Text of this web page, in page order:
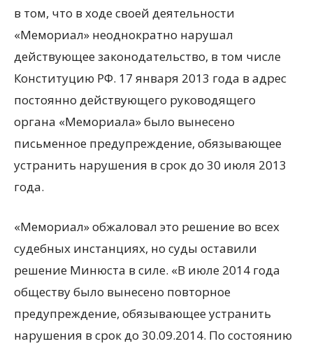
в том, что в ходе своей деятельности
«Мемориал» неоднократно нарушал
действующее законодательство, в том числе
Конституцию РФ. 17 января 2013 года в адрес
постоянно действующего руководящего
органа «Мемориала» было вынесено
письменное предупреждение, обязывающее
устранить нарушения в срок до 30 июля 2013
года.
«Мемориал» обжаловал это решение во всех
судебных инстанциях, но суды оставили
решение Минюста в силе. «В июле 2014 года
обществу было вынесено повторное
предупреждение, обязывающее устранить
нарушения в срок до 30.09.2014. По состоянию